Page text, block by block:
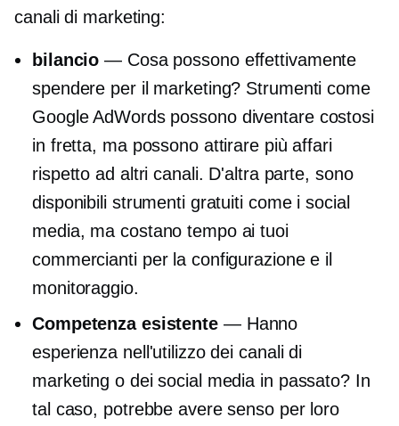
canali di marketing:
bilancio — Cosa possono effettivamente
spendere per il marketing? Strumenti come
Google AdWords possono diventare costosi
in fretta, ma possono attirare più affari
rispetto ad altri canali. D'altra parte, sono
disponibili strumenti gratuiti come i social
media, ma costano tempo ai tuoi
commercianti per la configurazione e il
monitoraggio.
Competenza esistente — Hanno
esperienza nell'utilizzo dei canali di
marketing o dei social media in passato? In
tal caso, potrebbe avere senso per loro